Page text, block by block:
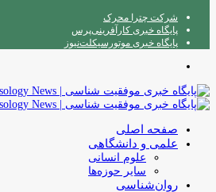
شرکت چترا محرک
پایگاه خبری کارآفرینی‌پرس
پایگاه خبری موتورسیکلت‌نیوز
صفحه اصلی
علمی و دانشگاهی
علوم انسانی
سایر حوزه‌ها
روان‌شناسی